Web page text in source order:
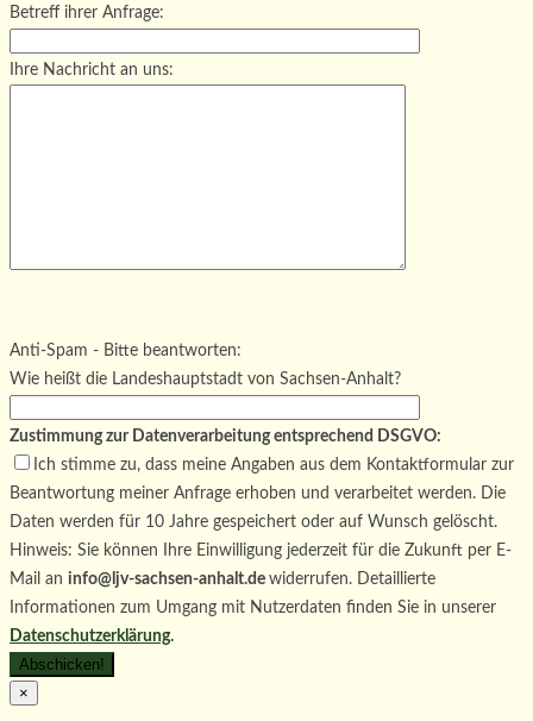
Betreff ihrer Anfrage:
Ihre Nachricht an uns:
Bitte lasse dieses Feld leer.
Anti-Spam - Bitte beantworten:
Wie heißt die Landeshauptstadt von Sachsen-Anhalt?
Zustimmung zur Datenverarbeitung entsprechend DSGVO:
Ich stimme zu, dass meine Angaben aus dem Kontaktformular zur
Beantwortung meiner Anfrage erhoben und verarbeitet werden. Die
Daten werden für 10 Jahre gespeichert oder auf Wunsch gelöscht.
Hinweis: Sie können Ihre Einwilligung jederzeit für die Zukunft per E-
Mail an info@ljv-sachsen-anhalt.de widerrufen. Detaillierte
Informationen zum Umgang mit Nutzerdaten finden Sie in unserer
Datenschutzerklärung.
×